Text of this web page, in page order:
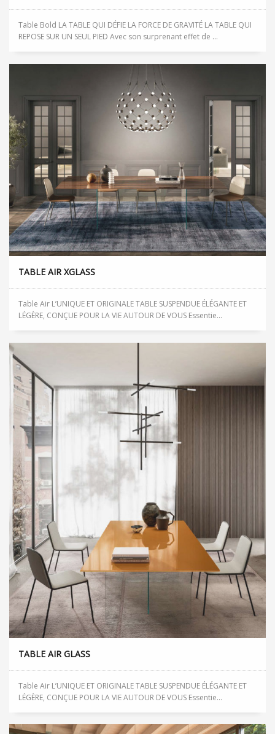
Table Bold LA TABLE QUI DÉFIE LA FORCE DE GRAVITÉ LA TABLE QUI
REPOSE SUR UN SEUL PIED Avec son surprenant effet de ...
TABLE AIR XGLASS
Table Air L’UNIQUE ET ORIGINALE TABLE SUSPENDUE ÉLÉGANTE ET
LÉGÈRE, CONÇUE POUR LA VIE AUTOUR DE VOUS Essentie...
TABLE AIR GLASS
Table Air L’UNIQUE ET ORIGINALE TABLE SUSPENDUE ÉLÉGANTE ET
LÉGÈRE, CONÇUE POUR LA VIE AUTOUR DE VOUS Essentie...